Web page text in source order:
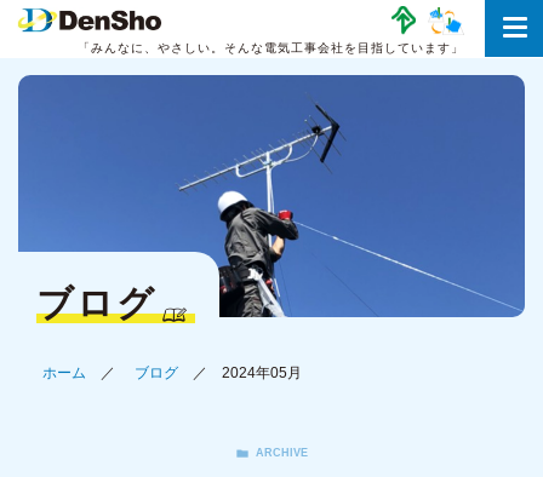
「みんなに、やさしい。 そんな電気工事会社を目指しています」
ブログ
ホーム ブログ 2024年05月
ARCHIVE